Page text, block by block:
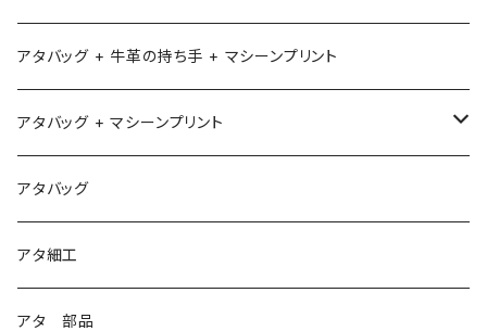
アタバッグ + 牛革の持ち手 + マシーンプリント
アタバッグ + マシーンプリント
1
2
3
アタバッグ
アタ細工
アタ 部品